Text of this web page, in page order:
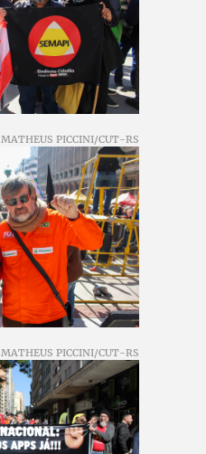
MATHEUS PICCINI/CUT-RS
MATHEUS PICCINI/CUT-RS